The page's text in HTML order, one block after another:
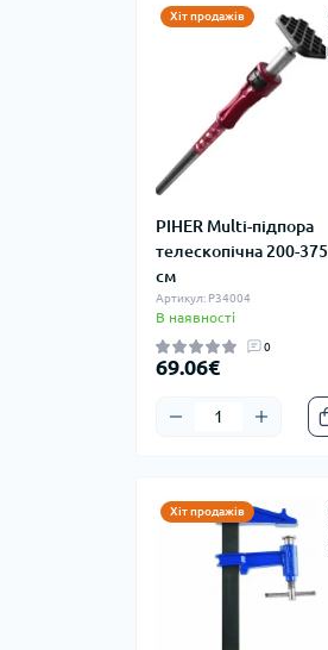
Хіт продажів
PIHER Multi-підпора
телескопічна 200-375
см
Артикул: P34004
В наявності
0
69.06€
Хіт продажів